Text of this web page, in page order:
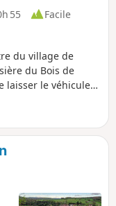
55
Facile
du village de
du Bois de
laisser le véhicule
Elle
Sentier Roby.